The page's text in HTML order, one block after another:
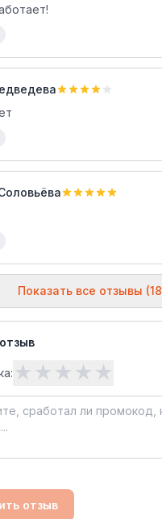
Показать все отзывы
★ ★ ★ ★ ★
отзыв